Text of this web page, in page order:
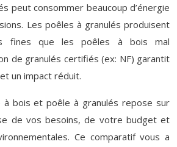
peut consommer beaucoup d’énergie
Les poêles à granulés produisent
fines que les poêles à bois mal
de granulés certifiés (ex: NF) garantit
un impact réduit.
à bois et poêle à granulés repose sur
de vos besoins, de votre budget et
Ce comparatif vous a